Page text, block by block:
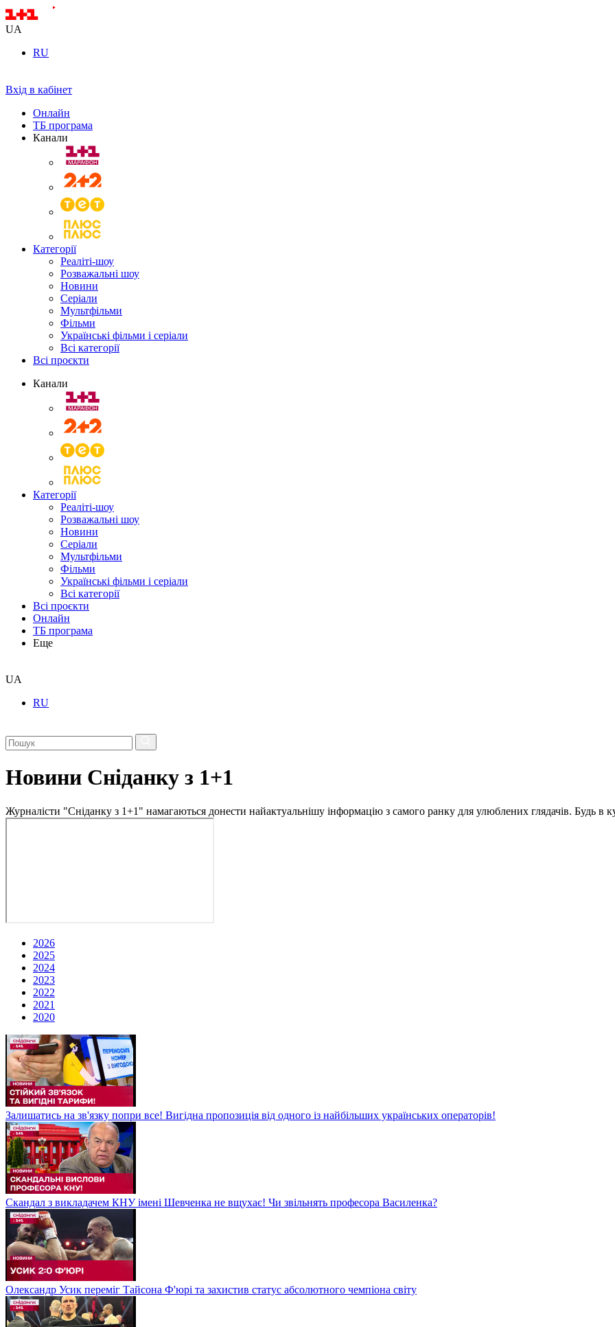
UA
RU
Вхід в кабінет
Онлайн
ТБ програма
Канали
Категорії
Реаліті-шоу
Розважальні шоу
Новини
Серіали
Мультфільми
Фільми
Українські фільми і серіали
Всі категорії
Всі проєкти
Канали
Категорії
Реаліті-шоу
Розважальні шоу
Новини
Серіали
Мультфільми
Фільми
Українські фільми і серіали
Всі категорії
Всі проєкти
Онлайн
ТБ програма
Еще
UA
RU
Новини Сніданку з 1+1
Журналісти "Сніданку з 1+1" намагаються донести найактуальнішу інформацію з самого ранку для улюблених глядачів. Будь в
2026
2025
2024
2023
2022
2021
2020
Залишатись на зв'язку попри все! Вигідна пропозиція від одного із найбільших українських операторів!
Скандал з викладачем КНУ імені Шевченка не вщухає! Чи звільнять професора Василенка?
Олександр Усик переміг Тайсона Ф'юрі та захистив статус абсолютного чемпіона світу